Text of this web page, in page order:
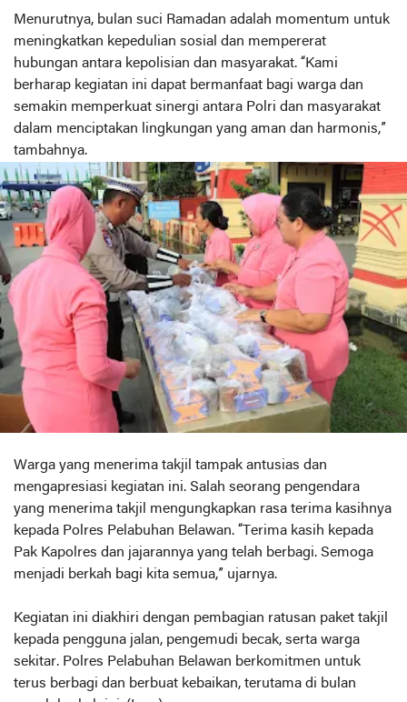
Menurutnya, bulan suci Ramadan adalah momentum untuk
meningkatkan kepedulian sosial dan mempererat
hubungan antara kepolisian dan masyarakat. “Kami
berharap kegiatan ini dapat bermanfaat bagi warga dan
semakin memperkuat sinergi antara Polri dan masyarakat
dalam menciptakan lingkungan yang aman dan harmonis,”
tambahnya.
Warga yang menerima takjil tampak antusias dan
mengapresiasi kegiatan ini. Salah seorang pengendara
yang menerima takjil mengungkapkan rasa terima kasihnya
kepada Polres Pelabuhan Belawan. “Terima kasih kepada
Pak Kapolres dan jajarannya yang telah berbagi. Semoga
menjadi berkah bagi kita semua,” ujarnya.
Kegiatan ini diakhiri dengan pembagian ratusan paket takjil
kepada pengguna jalan, pengemudi becak, serta warga
sekitar. Polres Pelabuhan Belawan berkomitmen untuk
terus berbagi dan berbuat kebaikan, terutama di bulan